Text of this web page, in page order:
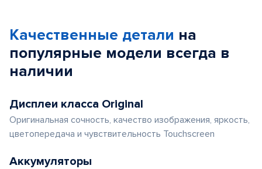
Качественные детали на
популярные модели всегда в
наличии
Дисплеи класса Original
Оригинальная сочность, качество изображения, яркость,
цветопередача и чувствительность Touchscreen
Аккумуляторы